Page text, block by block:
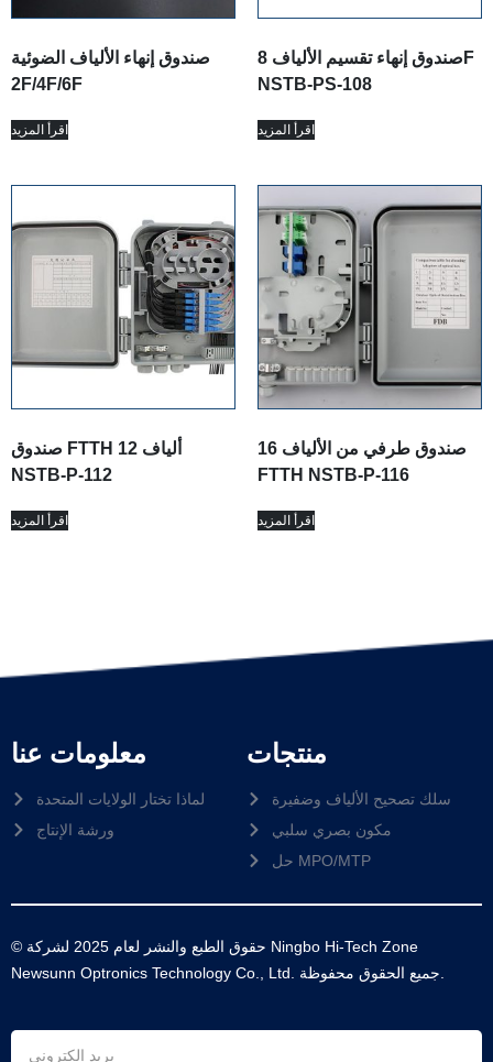
صندوق إنهاء الألياف الضوئية
2F/4F/6F
اقرأ المزيد
صندوق إنهاء تقسيم الألياف 8F
NSTB-PS-108
اقرأ المزيد
صندوق FTTH 12 ألياف
NSTB-P-112
اقرأ المزيد
16 صندوق طرفي من الألياف
FTTH NSTB-P-116
اقرأ المزيد
معلومات عنا
لماذا تختار الولايات المتحدة
ورشة الإنتاج
منتجات
سلك تصحيح الألياف وضفيرة
مكون بصري سلبي
حل MPO/MTP
© حقوق الطبع والنشر لعام 2025 لشركة Ningbo Hi-Tech Zone